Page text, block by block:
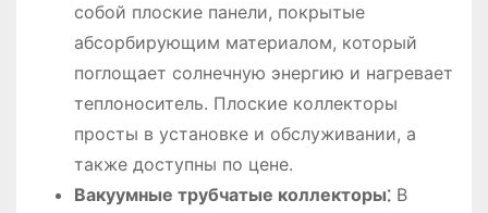
собой плоские панели, покрытые
абсорбирующим материалом, который
поглощает солнечную энергию и нагревает
теплоноситель. Плоские коллекторы
просты в установке и обслуживании, а
также доступны по цене.
Вакуумные трубчатые коллекторы⁚В